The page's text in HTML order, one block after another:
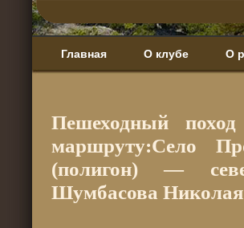
Главная О клубе О
Пешеходный
маршруту:Село
(полигон) —
Шумбасова